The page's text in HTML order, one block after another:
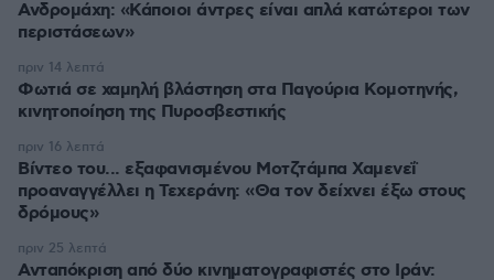
Ανδρομάχη: «Κάποιοι άντρες είναι απλά κατώτεροι των
περιστάσεων»
Φωτιά σε χαμηλή βλάστηση στα Παγούρια Κομοτηνής,
κινητοποίηση της Πυροσβεστικής
πριν 14 λεπτά
Βίντεο του... εξαφανισμένου Μοτζτάμπα Χαμενεΐ
προαναγγέλλει η Τεχεράνη: «Θα τον δείχνει έξω στους
δρόμους»
πριν 16 λεπτά
Ανταπόκριση από δύο κινηματογραφιστές στο Ιράν:
πριν 25 λεπτά